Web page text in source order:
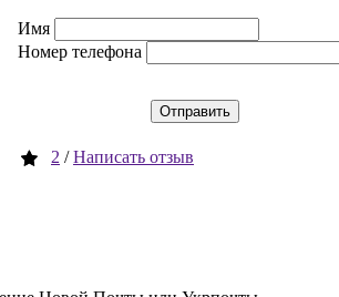
Имя
Номер телефона
Отправить
2 /Написать отзыв